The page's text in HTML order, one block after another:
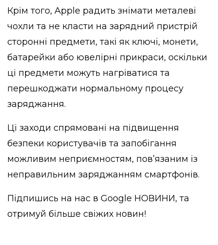
Крім того, Apple радить знімати металеві
чохли та не класти на зарядний пристрій
сторонні предмети, такі як ключі, монети,
батарейки або ювелірні прикраси, оскільки
ці предмети можуть нагріватися та
перешкоджати нормальному процесу
заряджання.
Ці заходи спрямовані на підвищення
безпеки користувачів та запобігання
можливим неприємностям, пов’язаним із
неправильним заряджанням смартфонів.
Підпишись на нас в Google НОВИНИ, та
отримуй більше свіжих новин!